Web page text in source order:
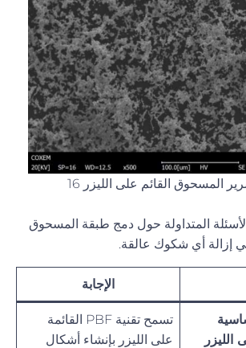
المسحوق القائم على الليزر 16
المتداولة حول دمج طبقة المسحوق
إزالة أي شكوك عالقة.
الإجابة
الليزر
تسمح تقنية PBF القائمة
على الليزر بإنشاء أشكال